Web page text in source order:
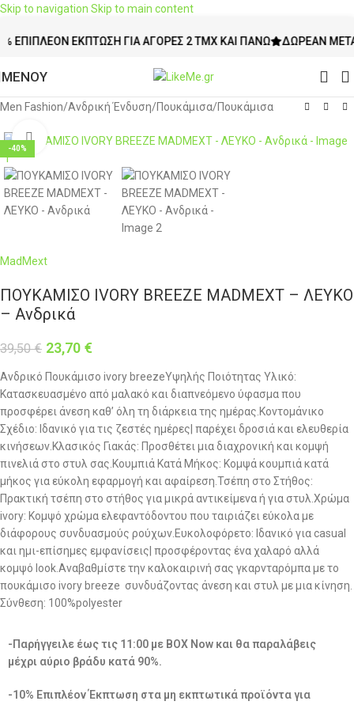
Skip to navigation Skip to main content
ΈΚΠΤΩΣΗ ΓΙΑ ΑΓΟΡΈΣ 2 ΤΜΧ ΚΑΙ ΠΆΝΩ ΔΩΡΕΆΝ
ΜΕΝΟΥ
Men Fashion/Ανδρική Ένδυση/Πουκάμισα/Πουκάμισα
-40%
Click to enlarge
MadMext
ΠΟΥΚΑΜΙΣΟ IVORY BREEZE MADMEXT – ΛΕΥΚΟ
– Ανδρικά
39,50€ 23,70 €
Ανδρικό Πουκάμισο ivory breezeΥψηλής Ποιότητας Υλικό:
Κατασκευασμένο από μαλακό και διαπνεόμενο ύφασμα που
προσφέρει άνεση καθ’ όλη τη διάρκεια της ημέρας.Κοντομάνικο
Σχέδιο: Ιδανικό για τις ζεστές ημέρες| παρέχει δροσιά και ελευθερία
κινήσεων.Κλασικός Γιακάς: Προσθέτει μια διαχρονική και κομψή
πινελιά στο στυλ σας.Κουμπιά Κατά Μήκος: Κομψά κουμπιά κατά
μήκος για εύκολη εφαρμογή και αφαίρεση.Τσέπη στο Στήθος:
Πρακτική τσέπη στο στήθος για μικρά αντικείμενα ή για στυλ.Χρώμα
ivory: Κομψό χρώμα ελεφαντόδοντου που ταιριάζει εύκολα με
διάφορους συνδυασμούς ρούχων.Ευκολοφόρετο: Ιδανικό για casual
και ημι-επίσημες εμφανίσεις| προσφέροντας ένα χαλαρό αλλά
κομψό look.Αναβαθμίστε την καλοκαιρινή σας γκαρνταρόμπα με το
πουκάμισο ivory breeze συνδυάζοντας άνεση και στυλ με μια κίνηση.
Σύνθεση: 100%polyester
-Παρήγγειλε έως τις 11:00 με BOX Now και θα παραλάβεις
μέχρι αύριο βράδυ κατά 90%.
-10% Επιπλέον Έκπτωση στα μη εκπτωτικά προϊόντα για